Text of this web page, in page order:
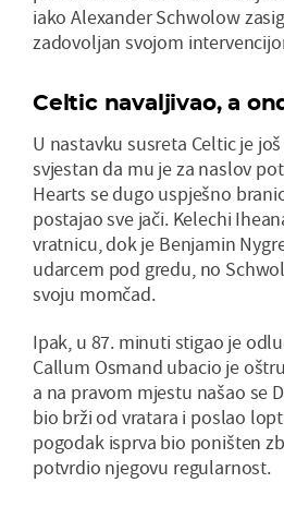
iako Alexander Schwolow
zadovoljan svojom
Celtic navaljivao, a
U nastavku susreta Celtic je
svjestan da mu je za naslov
Hearts se dugo uspješno
postajao sve jači. Kelechi
vratnicu, dok je Benjamin
udarcem pod gredu, no
svoju momčad.
Ipak, u 87. minuti stigao je
Callum Osmand ubacio je
a na pravom mjestu našao se
bio brži od vratara i poslao
pogodak isprva bio poništen
potvrdio njegovu regularnost.